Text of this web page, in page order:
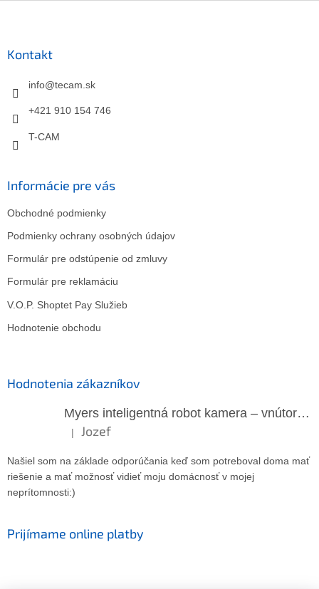
Kontakt
info@tecam.sk
+421 910 154 746
T-CAM
Informácie pre vás
Obchodné podmienky
Podmienky ochrany osobných údajov
Formulár pre odstúpenie od zmluvy
Formulár pre reklamáciu
V.O.P. Shoptet Pay Služieb
Hodnotenie obchodu
Hodnotenia zákazníkov
Myers inteligentná robot kamera – vnútorná WiFi kamera
Hodnotenie produktu je 5 z 5 hviezdičiek.
| Jozef
Našiel som na základe odporúčania keď som potreboval doma mať
riešenie a mať možnosť vidieť moju domácnosť v mojej
neprítomnosti:)
Prijímame online platby